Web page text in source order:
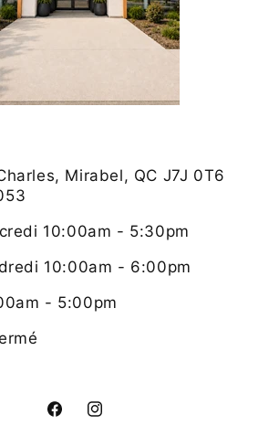
Mirabel, QC J7J 0T6
10:00am - 5:30pm
10:00am - 6:00pm
- 5:00pm
FacebookInstagram